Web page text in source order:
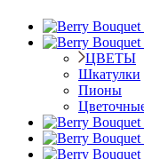
ЦВЕТЫ
Шкатулки
Пионы